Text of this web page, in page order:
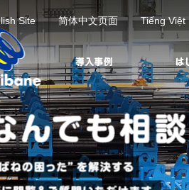
Site 简体中文页面 Tiếng Việt